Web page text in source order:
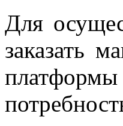
Для
заказать